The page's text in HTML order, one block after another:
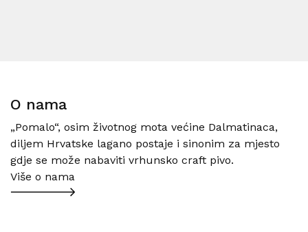
O nama
„Pomalo“, osim životnog mota većine Dalmatinaca,
diljem Hrvatske lagano postaje i sinonim za mjesto
gdje se može nabaviti vrhunsko craft pivo.
Više o nama